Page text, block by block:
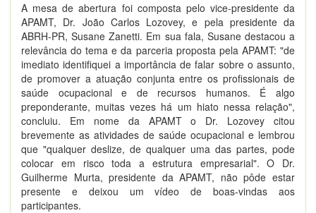
A mesa de abertura foi composta pelo vice-presidente da
APAMT, Dr. João Carlos Lozovey, e pela presidente da
ABRH-PR, Susane Zanetti. Em sua fala, Susane destacou a
relevância do tema e da parceria proposta pela APAMT: "de
imediato identifiquei a importância de falar sobre o assunto,
de promover a atuação conjunta entre os profissionais de
saúde ocupacional e de recursos humanos. É algo
preponderante, muitas vezes há um hiato nessa relação",
concluiu. Em nome da APAMT o Dr. Lozovey citou
brevemente as atividades de saúde ocupacional e lembrou
que "qualquer deslize, de qualquer uma das partes, pode
colocar em risco toda a estrutura empresarial". O Dr.
Guilherme Murta, presidente da APAMT, não pôde estar
presente e deixou um vídeo de boas-vindas aos
participantes.